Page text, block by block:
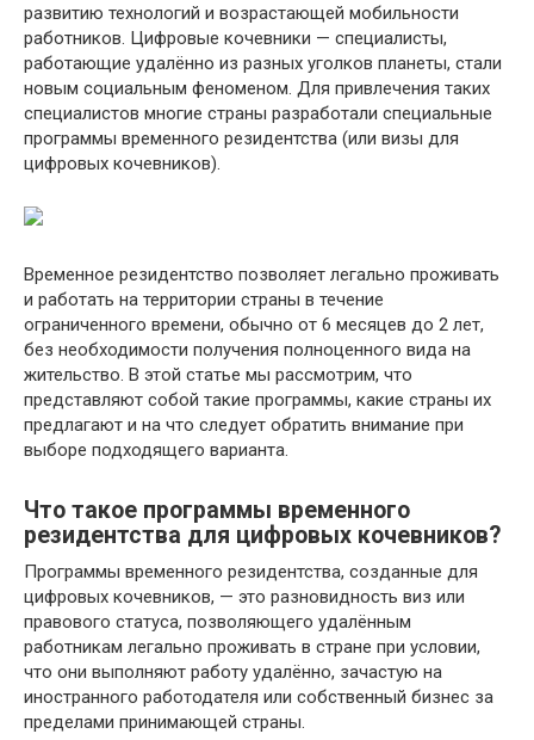
развитию технологий и возрастающей мобильности
работников. Цифровые кочевники — специалисты,
работающие удалённо из разных уголков планеты, стали
новым социальным феноменом. Для привлечения таких
специалистов многие страны разработали специальные
программы временного резидентства (или визы для
цифровых кочевников).
Временное резидентство позволяет легально проживать
и работать на территории страны в течение
ограниченного времени, обычно от 6 месяцев до 2 лет,
без необходимости получения полноценного вида на
жительство. В этой статье мы рассмотрим, что
представляют собой такие программы, какие страны их
предлагают и на что следует обратить внимание при
выборе подходящего варианта.
Что такое программы временного
резидентства для цифровых кочевников?
Программы временного резидентства, созданные для
цифровых кочевников, — это разновидность виз или
правового статуса, позволяющего удалённым
работникам легально проживать в стране при условии,
что они выполняют работу удалённо, зачастую на
иностранного работодателя или собственный бизнес за
пределами принимающей страны.